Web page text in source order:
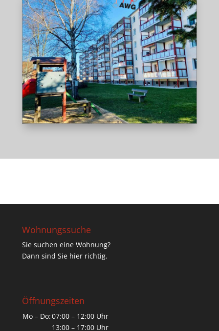
Wohnungssuche
Sie suchen eine Wohnung?
Dann sind Sie hier richtig.
Öffnungszeiten
Mo – Do:07:00 – 12:00 Uhr
13:00 – 17:00 Uhr